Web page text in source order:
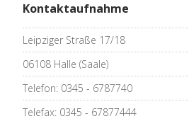
Kontaktaufnahme
Leipziger Straße 17/18
06108 Halle (Saale)
Telefon: 0345 - 6787740
Telefax: 0345 - 67877444